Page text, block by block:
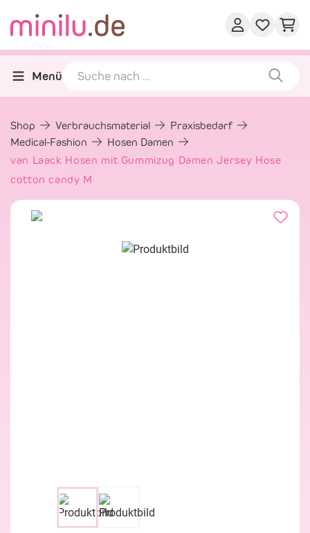
Menü
Shop Verbrauchsmaterial
Praxisbedarf
Medical-Fashion
Hosen Damen
van Laack Hosen mit Gummizug Damen Jersey Hose
cotton candy M